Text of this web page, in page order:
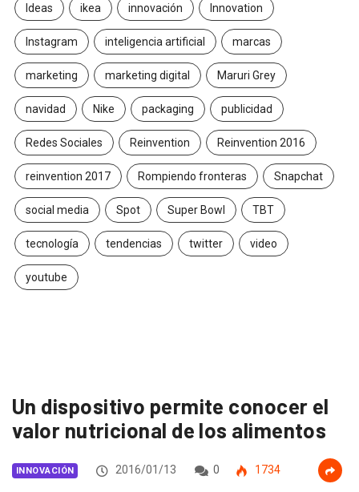
Ideas ikea innovación Innovation
Instagram inteligencia artificial marcas
marketing marketing digital Maruri Grey
navidad Nike packaging publicidad
Redes Sociales Reinvention Reinvention 2016
reinvention 2017 Rompiendo fronteras Snapchat
social media Spot Super Bowl TBT
tecnología tendencias twitter video
youtube
Un dispositivo permite conocer el
valor nutricional de los alimentos
INNOVACIÓN 2016/01/13 0 1734